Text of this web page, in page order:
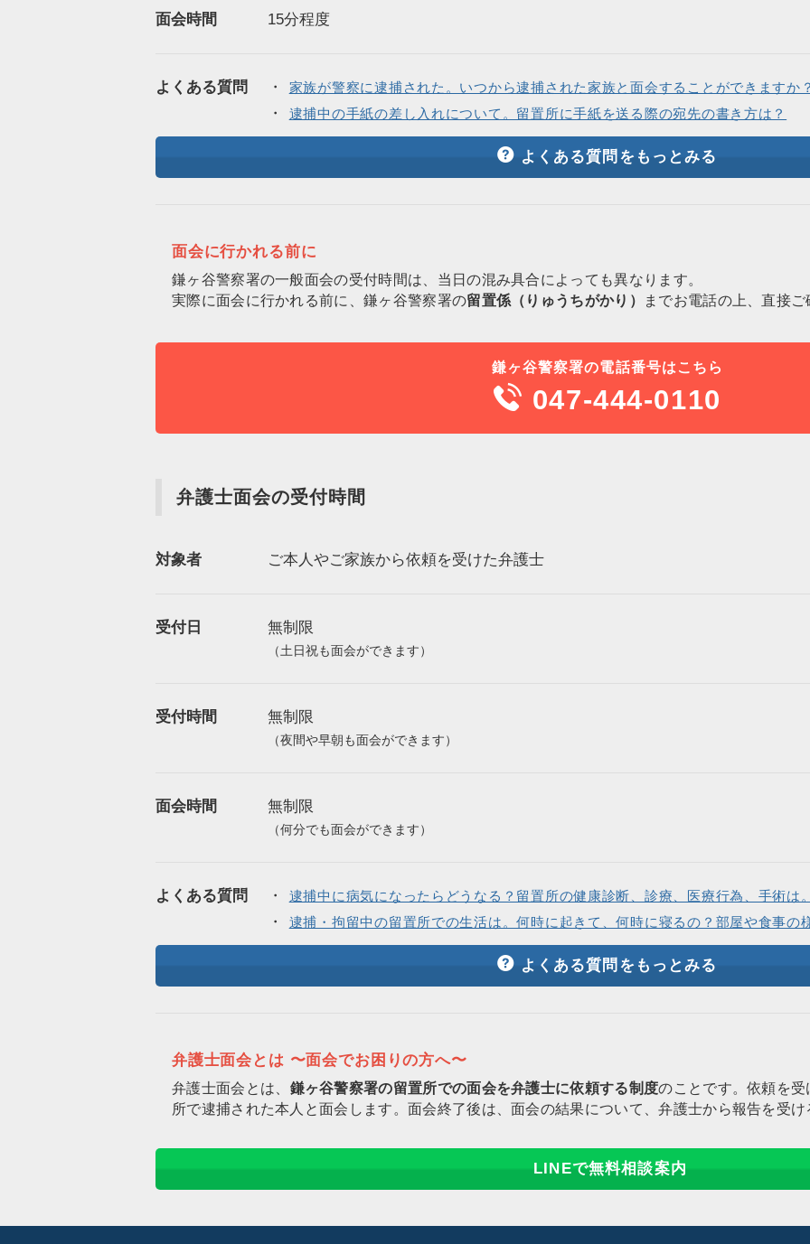
面会時間 15分程度
よくある質問
家族が警察に逮捕された。いつから逮捕された家族と面会することができますか？
逮捕中の手紙の差し入れについて。留置所に手紙を送る際の宛先の書き方は？
よくある質問をもっとみる
面会に行かれる前に
鎌ヶ谷警察署の一般面会の受付時間は、当日の混み具合によっても異なります。
実際に面会に行かれる前に、鎌ヶ谷警察署の留置係（りゅうちがかり） までお電話の上、直接ご
鎌ヶ谷警察署の電話番号はこちら
047-444-0110
弁護士面会の受付時間
対象者 ご本人やご家族から依頼を受けた弁護士
受付日 無制限
（土日祝も面会ができます）
受付時間 無制限
（夜間や早朝も面会ができます）
面会時間 無制限
（何分でも面会ができます）
よくある質問
逮捕中に病気になったらどうなる？留置所の健康診断、診療、医療行為、手術は。
逮捕・拘留中の留置所での生活は。何時に起きて、何時に寝るの？部屋や食事の
よくある質問をもっとみる
弁護士面会とは 〜面会でお困りの方へ〜
弁護士面会とは、 鎌ヶ谷警察署の留置所での面会を弁護士に依頼する制度のことです。依頼を
所で逮捕された本人と面会します。面会終了後は、面会の結果について、弁護士から報告を受け
LINEで無料相談案内